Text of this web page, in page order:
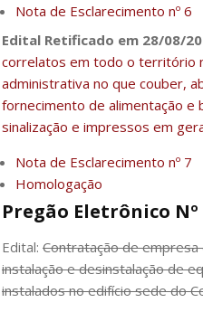
Nota de Esclarecimento nº 6
Edital Retificado em 28/08/
correlatos em todo o território
administrativa no que couber,
fornecimento de alimentação e
sinalização e impressos em
Nota de Esclarecimento nº 7
Homologação
Pregão Eletrônico Nº
Edital: Contratação de
instalação e desinstalação de
instalados no edifício sede do